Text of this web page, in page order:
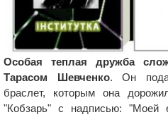
Особая теплая дружба
Тарасом Шевченко. Он
браслет, которым она
"Кобзарь" с надписью: "Моей